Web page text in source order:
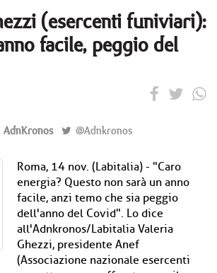
(esercenti funiviari):
facile, peggio del
AdnKronos @Adnkronos
Roma, 14 nov. (Labitalia) - "Caro
energia? Questo non sarà un anno
facile, anzi temo che sia peggio
dell'anno del Covid". Lo dice
all'Adnkronos/Labitalia Valeria
Ghezzi, presidente Anef
(Associazione nazionale esercenti